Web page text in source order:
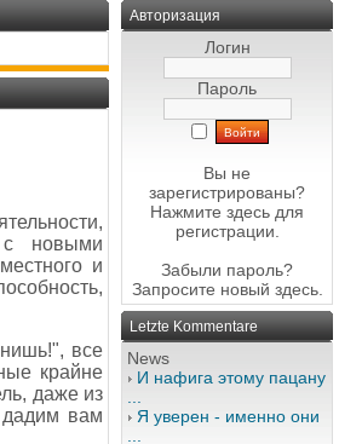
с новыми
и
все
крайне
даже из
вам
Авторизация
Логин
Пароль
Вы не
зарегистрированы?
Нажмите здесь для
регистрации.
Забыли пароль?
Запросите новый здесь.
Letzte Kommentare
News
И нафига этому пацану
Я уверен - именно они